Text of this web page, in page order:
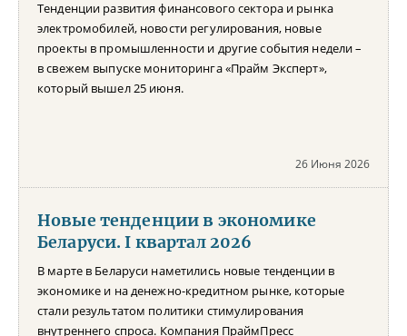
Тенденции развития финансового сектора и рынка
электромобилей, новости регулирования, новые
проекты в промышленности и другие события недели –
в свежем выпуске мониторинга «Прайм Эксперт»,
который вышел 25 июня.
26 Июня 2026
Новые тенденции в экономике
Беларуси. I квартал 2026
В марте в Беларуси наметились новые тенденции в
экономике и на денежно-кредитном рынке, которые
стали результатом политики стимулирования
внутреннего спроса. Компания ПраймПресс